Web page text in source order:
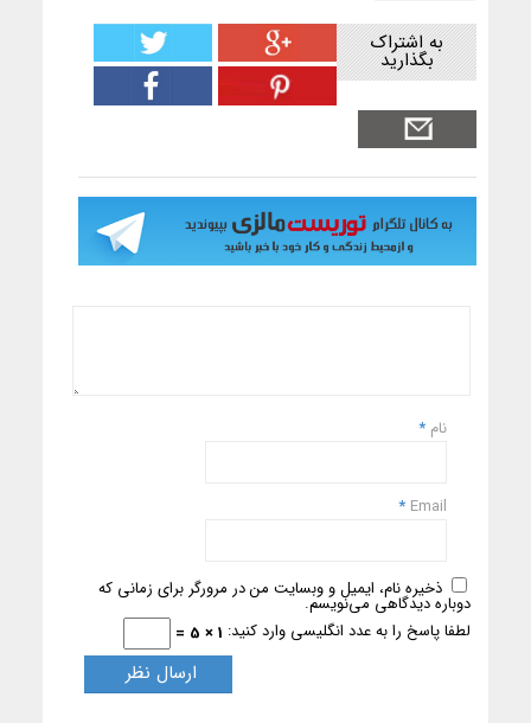
به اشتراک
بگذارید
نام *
Email
*
ذخیره نام، ایمیل و وبسایت من در مرورگر برای زمانی که
دوباره دیدگاهی می‌نویسم.
لطفا پاسخ را به عدد انگلیسی وارد کنید: 1 × 5 =